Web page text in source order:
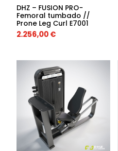
DHZ – FUSION PRO-
Femoral tumbado //
Prone Leg Curl E7001
2.256,00€